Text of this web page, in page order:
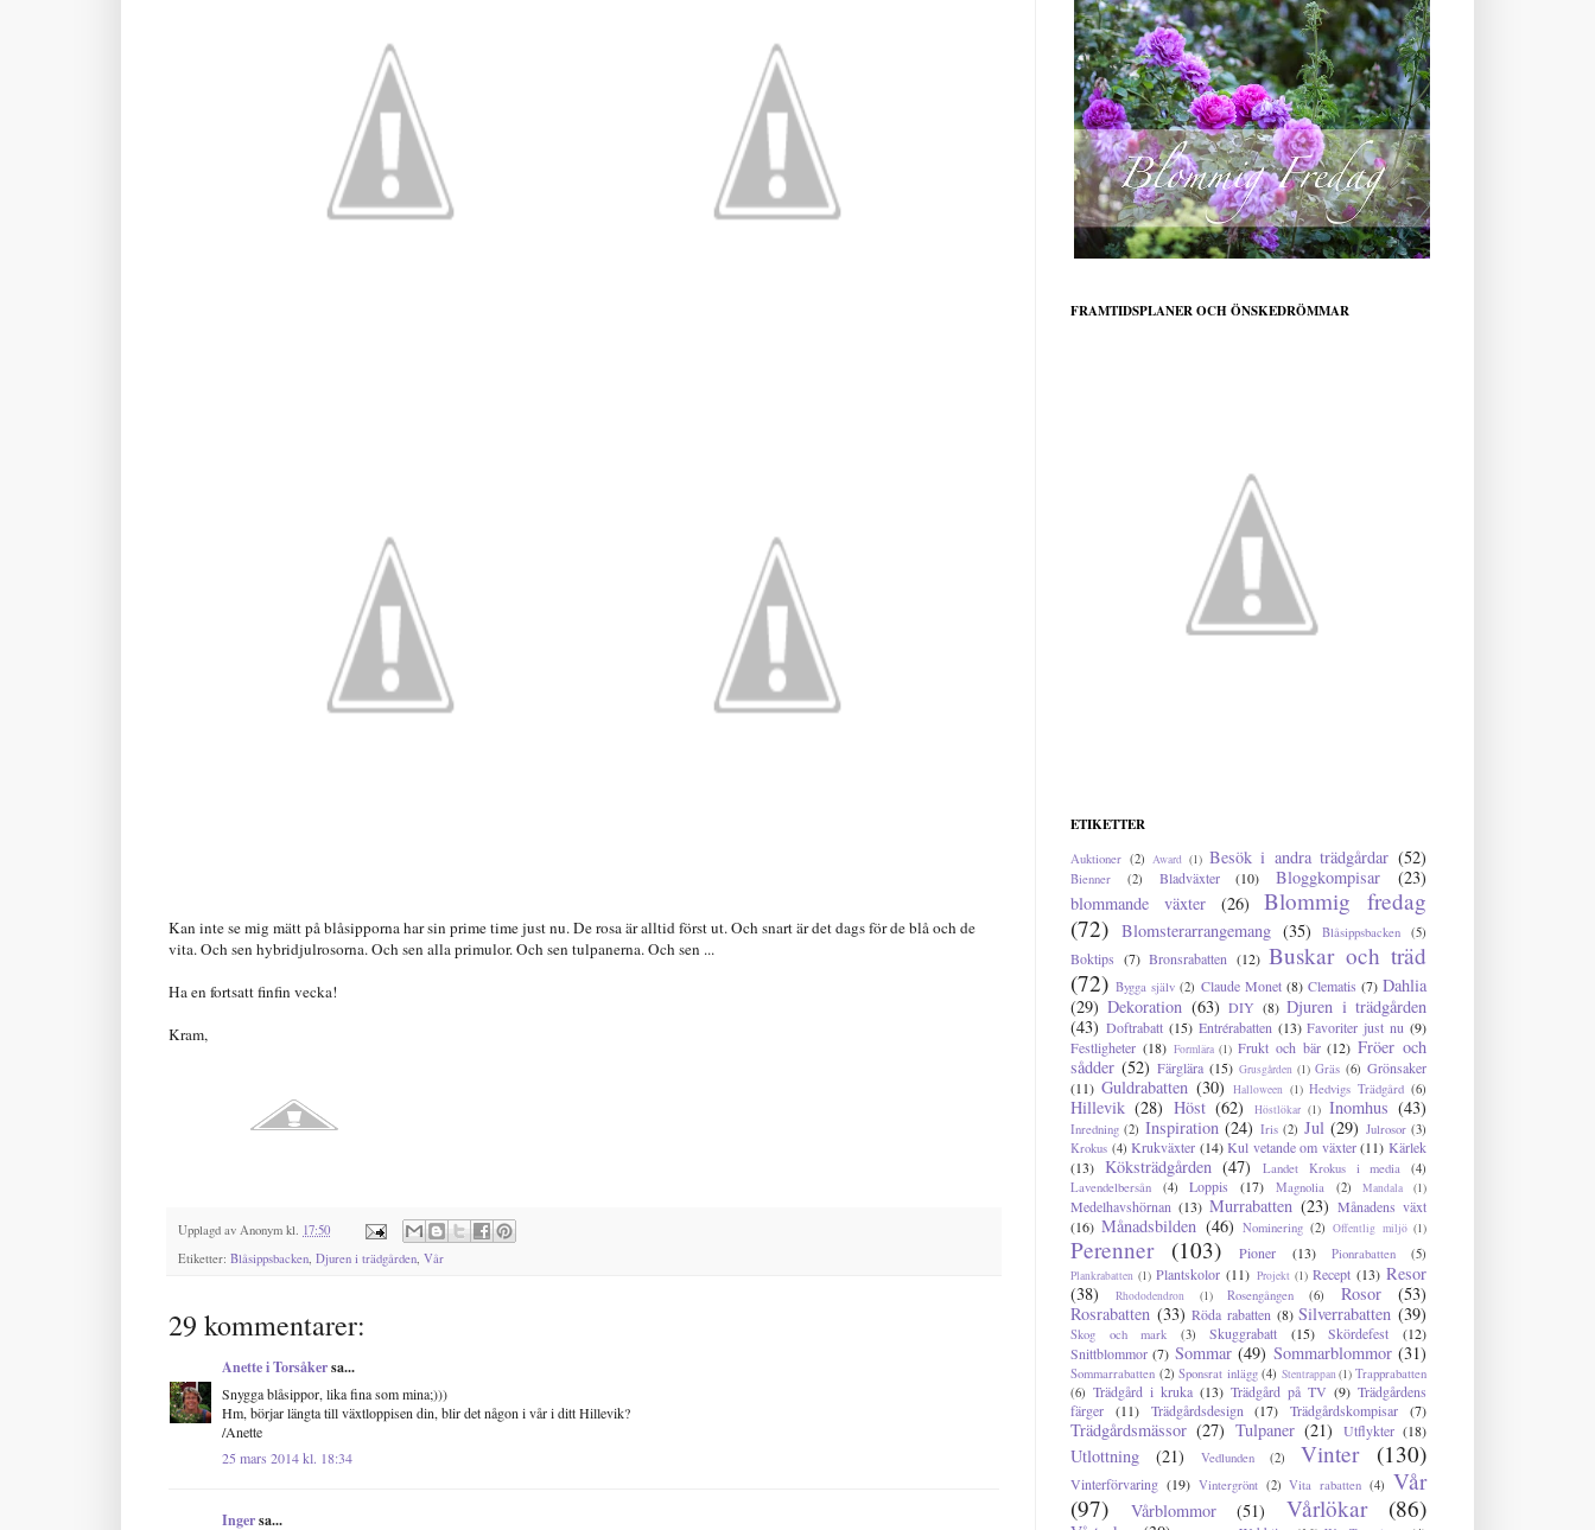
Kan inte se mig mätt på blåsipporna har sin prime time just nu. De rosa är alltid först ut. Och snart är det dags för de blå och de
vita. Och sen hybridjulrosorna. Och sen alla primulor. Och sen tulpanerna. Och sen ...
Ha en fortsatt finfin vecka!
Kram,
Upplagd av Anonym kl.
17:50
Etiketter: Blåsippsbacken, Djuren i trädgården, Vår
29 kommentarer:
Anette i Torsåkersa...
Snygga blåsippor, lika fina som mina;)))
Hm, börjar längta till växtloppisen din, blir det någon i vår i ditt Hillevik?
/Anette
25 mars 2014 kl. 18:34
Ingersa...
FRAMTIDSPLANER OCH ÖNSKEDRÖMMAR
ETIKETTER
Auktioner (2) Award (1) Besök i andra trädgårdar (52)
Bienner (2) Bladväxter (10) Bloggkompisar
(23)
blommande växter
(26)
Blommig fredag
(72) Blomsterarrangemang (35) Blåsippsbacken (5)
Boktips (7) Bronsrabatten (12) Buskar och träd
(72) Bygga själv (2) Claude Monet (8) Clematis (7) Dahlia
(29) Dekoration (63) DIY (8) Djuren i trädgården
(43) Doftrabatt (15) Entrérabatten (13) Favoriter just nu (9)
Festligheter (18) Formlära (1) Frukt och bär (12) Fröer och
sådder (52) Färglära (15) Grusgården (1) Gräs (6) Grönsaker
(11) Guldrabatten (30) Halloween (1) Hedvigs Trädgård (6)
Hillevik (28) Höst (62) Höstlökar (1) Inomhus (43)
Inredning (2) Inspiration (24) Iris (2) Jul (29) Julrosor (3)
Krokus (4) Krukväxter (14) Kul vetande om växter (11) Kärlek
(13) Köksträdgården (47) Landet Krokus i media
(4)
Lavendelbersån
(4) Loppis (17) Magnolia (2) Mandala (1)
Medelhavshörnan (13) Murrabatten (23) Månadens växt
(16) Månadsbilden (46) Nominering (2) Offentlig miljö (1)
Perenner (103) Pioner (13) Pionrabatten (5)
Plankrabatten (1) Plantskolor (11) Projekt (1) Recept (13) Resor
(38)
Rhododendron (1) Rosengången (6) Rosor
(53)
Rosrabatten (33) Röda rabatten (8) Silverrabatten (39)
Skog och mark (3) Skuggrabatt (15) Skördefest
(12)
Snittblommor (7) Sommar (49) Sommarblommor (31)
Sommarrabatten (2) Sponsrat inlägg (4) Stentrappan(1) Trapprabatten
(6) Trädgård i kruka (13) Trädgård på TV (9) Trädgårdens
färger
(11) Trädgårdsdesign (17) Trädgårdskompisar (7)
Trädgårdsmässor (27) Tulpaner (21) Utflykter (18)
Utlottning (21) Vedlunden (2) Vinter (130)
Vinterförvaring (19) Vintergrönt (2) Vita rabatten (4) Vår
(97)
Vårblommor (51) Vårlökar (86)